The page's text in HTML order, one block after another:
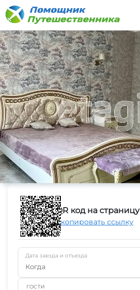
QR код на страницу
Скопировать ссылку
Дата заезда и отъезда
Когда
ГОСТИ